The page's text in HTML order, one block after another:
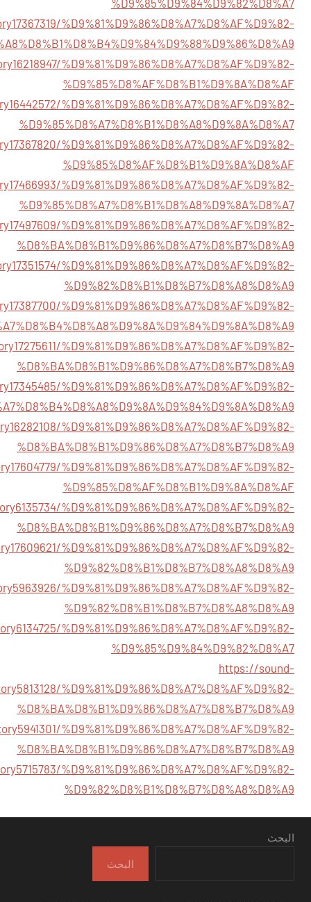
%D9%85%D9%84%D9%82%D8%A7
%D9%81%D9%86%D8%A7%D8%AF%D9%82-
%D9%81%D9%86%D8%A7%D8%AF%D9%82-
%D9%85%D8%AF%D8%B1%D9%8A%D8%AF
%D9%81%D9%86%D8%A7%D8%AF%D9%82-
%D9%85%D8%A7%D8%B1%D8%A8%D9%8A%D8%A7
%D9%81%D9%86%D8%A7%D8%AF%D9%82-
%D9%85%D8%AF%D8%B1%D9%8A%D8%AF
%D9%81%D9%86%D8%A7%D8%AF%D9%82-
%D9%85%D8%A7%D8%B1%D8%A8%D9%8A%D8%A7
%D9%81%D9%86%D8%A7%D8%AF%D9%82-
%D8%BA%D8%B1%D9%86%D8%A7%D8%B7%D8%A9
%D9%81%D9%86%D8%A7%D8%AF%D9%82-
%D9%82%D8%B1%D8%B7%D8%A8%D8%A9
%D9%81%D9%86%D8%A7%D8%AF%D9%82-
%D9%81%D9%86%D8%A7%D8%AF%D9%82-
%D8%BA%D8%B1%D9%86%D8%A7%D8%B7%D8%A9
%D9%81%D9%86%D8%A7%D8%AF%D9%82-
%D9%81%D9%86%D8%A7%D8%AF%D9%82-
%D8%BA%D8%B1%D9%86%D8%A7%D8%B7%D8%A9
%D9%81%D9%86%D8%A7%D8%AF%D9%82-
%D9%85%D8%AF%D8%B1%D9%8A%D8%AF
%D9%81%D9%86%D8%A7%D8%AF%D9%82-
%D8%BA%D8%B1%D9%86%D8%A7%D8%B7%D8%A9
%D9%81%D9%86%D8%A7%D8%AF%D9%82-
%D9%82%D8%B1%D8%B7%D8%A8%D8%A9
%D9%81%D9%86%D8%A7%D8%AF%D9%82-
%D9%82%D8%B1%D8%B7%D8%A8%D8%A9
%D9%81%D9%86%D8%A7%D8%AF%D9%82-
%D9%85%D9%84%D9%82%D8%A7
https://sound-
%D9%81%D9%86%D8%A7%D8%AF%D9%82-
%D8%BA%D8%B1%D9%86%D8%A7%D8%B7%D8%A9
%D9%81%D9%86%D8%A7%D8%AF%D9%82-
%D8%BA%D8%B1%D9%86%D8%A7%D8%B7%D8%A9
%D9%81%D9%86%D8%A7%D8%AF%D9%82-
%D9%82%D8%B1%D8%B7%D8%A8%D8%A9
البحث
البحث